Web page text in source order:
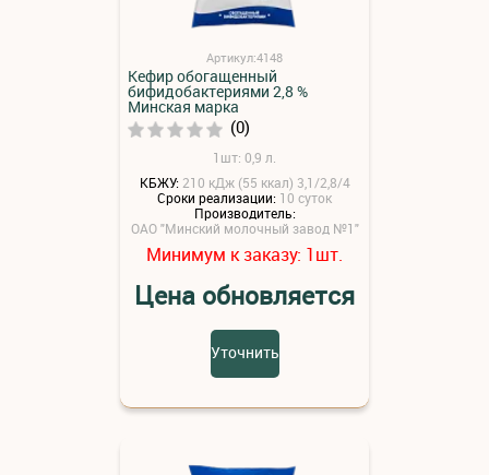
Артикул:4148
Кефир обогащенный
бифидобактериями 2,8 %
Минская марка
(0)
1шт: 0,9 л.
КБЖУ: 210 кДж (55 ккал) 3,1/2,8/4
Сроки реализации: 10 суток
Производитель:
ОАО "Минский молочный завод №1"
Минимум к заказу: 1шт.
Цена обновляется
Уточнить